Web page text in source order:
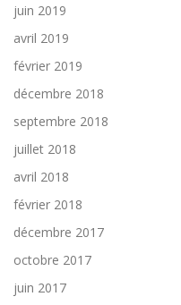
juin 2019
avril 2019
février 2019
décembre 2018
septembre 2018
juillet 2018
avril 2018
février 2018
décembre 2017
octobre 2017
juin 2017